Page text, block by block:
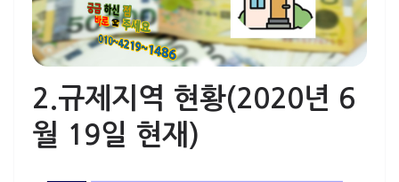
2.규제지역 현황(2020년 6
월 19일 현재)